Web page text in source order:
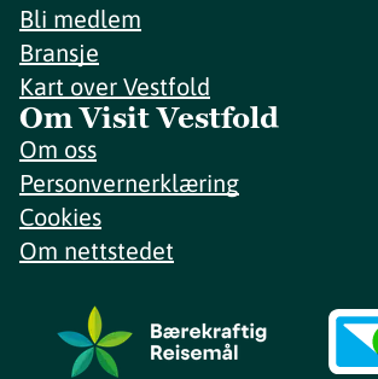
Bli medlem
Bransje
Kart over Vestfold
Om Visit Vestfold
Om oss
Personvernerklæring
Cookies
Om nettstedet